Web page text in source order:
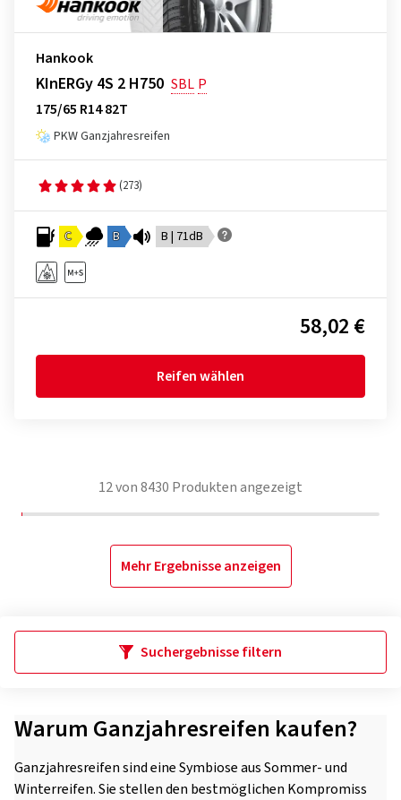
Hankook
KInERGy 4S 2 H750 SBL P
175/65 R14 82T
PKW Ganzjahresreifen
(273)
C B B | 71dB
58,02 €
Reifen wählen
12von8430 Produkten angezeigt
Mehr Ergebnisse anzeigen
Suchergebnisse filtern
Warum Ganzjahresreifen kaufen?
Ganzjahresreifen sind eine Symbiose aus Sommer- und
Winterreifen. Sie stellen den bestmöglichen Kompromiss